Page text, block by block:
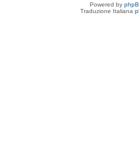
Powered by
Traduzione Italiana